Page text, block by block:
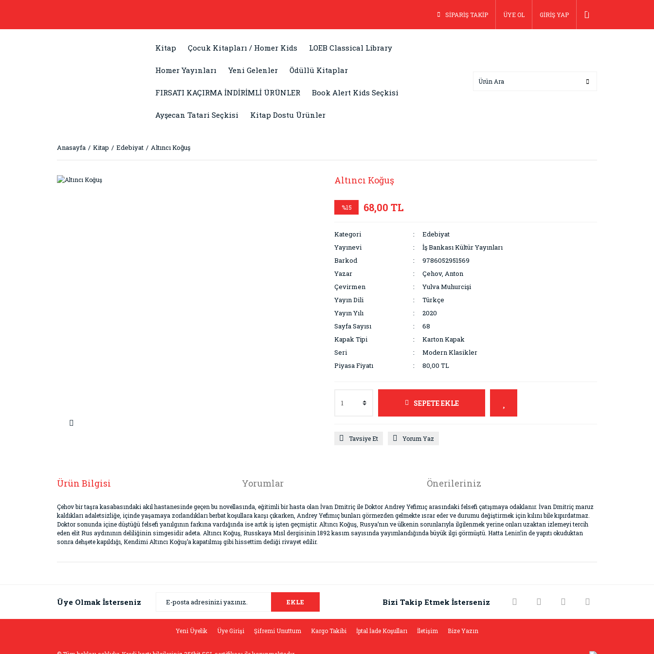
SİPARİŞ TAKİP ÜYE OL GİRİŞ YAP
Kitap Çocuk Kitapları / Homer Kids LOEB Classical Library
Homer Yayınları Yeni Gelenler Ödüllü Kitaplar
FIRSATI KAÇIRMA İNDİRİMLİ ÜRÜNLER Book Alert Kids Seçkisi
Ayşecan Tatari Seçkisi Kitap Dostu Ürünler
Anasayfa Kitap Edebiyat Altıncı Koğuş
Altıncı Koğuş
%15 68,00 TL
Kategori
Edebiyat
Yayınevi
İş Bankası Kültür Yayınları
Barkod
9786052951569
Yazar
Çehov, Anton
Çevirmen
Yulva Muhurcişi
Yayın Dili
Türkçe
Yayın Yılı
2020
Sayfa Sayısı
68
Kapak Tipi
Karton Kapak
Seri
Modern Klasikler
Piyasa Fiyatı
80,00 TL
SEPETE EKLE
Tavsiye Et Yorum Yaz
Ürün Bilgisi Yorumlar Önerileriniz
Çehov bir taşra kasabasındaki akıl hastanesinde geçen bu novellasında, eğitimli bir hasta olan İvan Dmitriç ile Doktor Andrey Yefimıç arasındaki felsefi çatışmaya odaklanır. İvan Dmitriç maruz
kaldıkları adaletsizliğe, içinde yaşamaya zorlandıkları berbat koşullara karşı çıkarken, Andrey Yefimıç bunları görmezden gelmekte ısrar eder ve durumu değiştirmek için kılını bile kıpırdatmaz.
Doktor sonunda içine düştüğü felsefi yanılgının farkına vardığında ise artık iş işten geçmiştir. Altıncı Koğuş, Rusya’nın ve ülkenin sorunlarıyla ilgilenmek yerine onları uzaktan izlemeyi tercih
eden elit Rus aydınının deliliğinin simgesidir adeta. Altıncı Koğuş, Russkaya Mısl dergisinin 1892 kasım sayısında yayımlandığında büyük ilgi görmüştü. Hatta Lenin’in de yapıtı okuduktan
sonra dehşete kapıldığı, Kendimi Altıncı Koğuş’a kapatılmış gibi hissettim dediği rivayet edilir.
Yorum Yaz
Ürün resmi kalitesiz, bozuk veya görüntülenemiyor.
Üye Olmak İsterseniz EKLE Bizi Takip Etmek İsterseniz
Yeni Üyelik Üye Girişi Şifremi Unuttum Kargo Takibi İptal İade Koşulları İletişim Bize Yazın